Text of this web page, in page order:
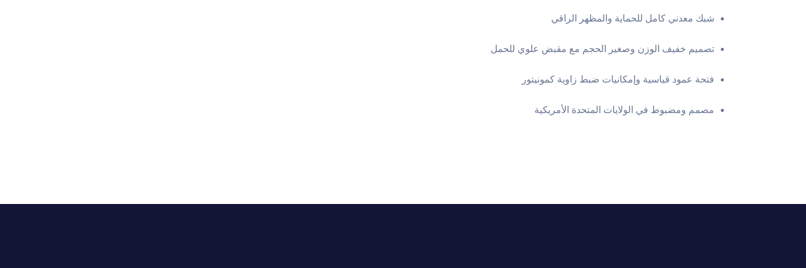
شبك معدني كامل للحماية والمظهر الراقي
تصميم خفيف الوزن وصغير الحجم مع مقبض علوي للحمل
فتحة عمود قياسية وإمكانيات ضبط زاوية كمونيتور
مصمم ومضبوط في الولايات المتحدة الأمريكية